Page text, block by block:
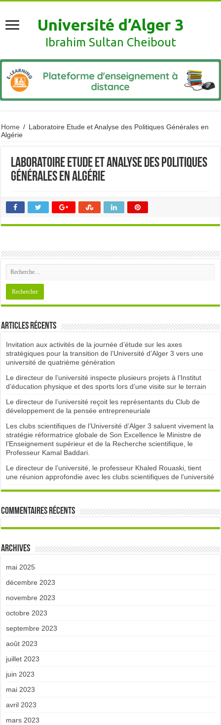
Université d’Alger 3
Ibrahim Sultan Cheibout
Home / Laboratoire Etude et Analyse des Politiques Générales en
Algérie
Laboratoire Etude et Analyse des Politiques
Générales en Algérie
Articles récents
Invitation aux activités de la journée d’étude sur les axes
stratégiques pour la transition de l’Université d’Alger 3 vers une
université de quatrième génération
Le directeur de l’université inspecte plusieurs projets à l’Institut
d’éducation physique et des sports lors d’une visite sur le terrain
Le directeur de l’université reçoit les représentants du Club de
développement de la pensée entrepreneuriale
Les clubs scientifiques de l’Université d’Alger 3 saluent vivement la
stratégie réformatrice globale de Son Excellence le Ministre de
l’Enseignement supérieur et de la Recherche scientifique, le
Professeur Kamal Baddari.
Le directeur de l’université, le professeur Khaled Rouaski, tient
une réunion approfondie avec les clubs scientifiques de l’université
Commentaires récents
Archives
mai 2025
décembre 2023
novembre 2023
octobre 2023
septembre 2023
août 2023
juillet 2023
juin 2023
mai 2023
avril 2023
mars 2023